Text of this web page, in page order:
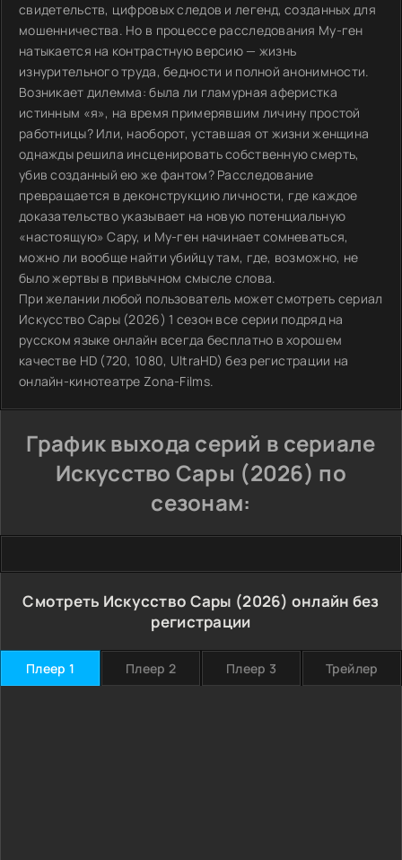
свидетельств, цифровых следов и легенд, созданных для
мошенничества. Но в процессе расследования Му-ген
натыкается на контрастную версию — жизнь
изнурительного труда, бедности и полной анонимности.
Возникает дилемма: была ли гламурная аферистка
истинным «я», на время примерявшим личину простой
работницы? Или, наоборот, уставшая от жизни женщина
однажды решила инсценировать собственную смерть,
убив созданный ею же фантом? Расследование
превращается в деконструкцию личности, где каждое
доказательство указывает на новую потенциальную
«настоящую» Сару, и Му-ген начинает сомневаться,
можно ли вообще найти убийцу там, где, возможно, не
было жертвы в привычном смысле слова.
При желании любой пользователь может смотреть сериал
Искусство Сары (2026) 1 сезон все серии подряд на
русском языке онлайн всегда бесплатно в хорошем
качестве HD (720, 1080, UltraHD) без регистрации на
онлайн-кинотеатре Zona-Films.
График выхода серий в сериале
Искусство Сары (2026) по
сезонам:
Смотреть Искусство Сары (2026) онлайн без
регистрации
Плеер 1 Плеер 2 Плеер 3 Трейлер